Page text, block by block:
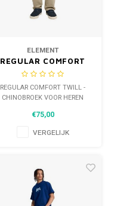
ELEMENT
REGULAR COMFORT
TWILL - CHINOBROEK
VOOR HEREN
REGULAR COMFORT TWILL -
CHINOBROEK VOOR HEREN
€75,00
VERGELIJK